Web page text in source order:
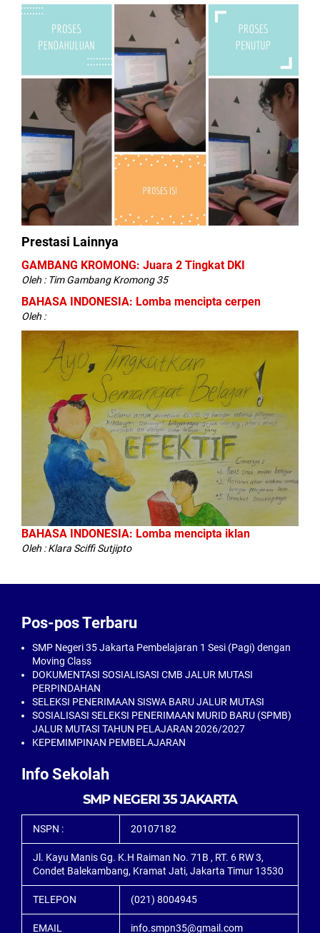
Prestasi Lainnya
GAMBANG KROMONG: Juara 2 Tingkat DKI
Oleh : Tim Gambang Kromong 35
BAHASA INDONESIA: Lomba mencipta cerpen
Oleh :
BAHASA INDONESIA: Lomba mencipta iklan
Oleh : Klara Sciffi Sutjipto
Pos-pos Terbaru
SMP Negeri 35 Jakarta Pembelajaran 1 Sesi (Pagi) dengan
Moving Class
DOKUMENTASI SOSIALISASI CMB JALUR MUTASI
PERPINDAHAN
SELEKSI PENERIMAAN SISWA BARU JALUR MUTASI
SOSIALISASI SELEKSI PENERIMAAN MURID BARU (SPMB)
JALUR MUTASI TAHUN PELAJARAN 2026/2027
KEPEMIMPINAN PEMBELAJARAN
Info Sekolah
SMP NEGERI 35 JAKARTA
NSPN : 20107182
Jl. Kayu Manis Gg. K.H Raiman No. 71B , RT. 6 RW 3,
Condet Balekambang, Kramat Jati, Jakarta Timur 13530
TELEPON (021) 8004945
EMAIL info.smpn35@gmail.com